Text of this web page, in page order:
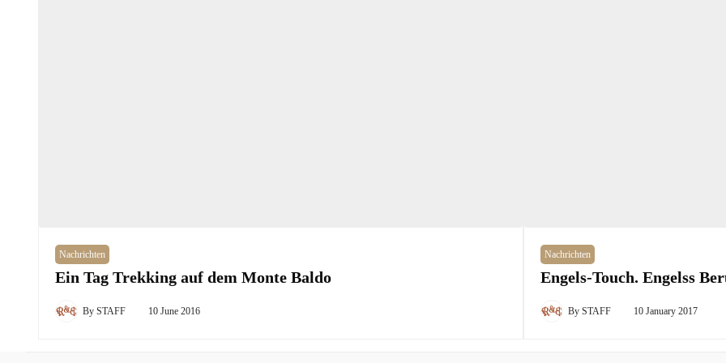
Nachrichten
Ein Tag Trekking auf dem Monte Baldo
By STAFF 10 June 2016
Nachrichten
Engels-Touch. Engelss
By STAFF 10 January 2017